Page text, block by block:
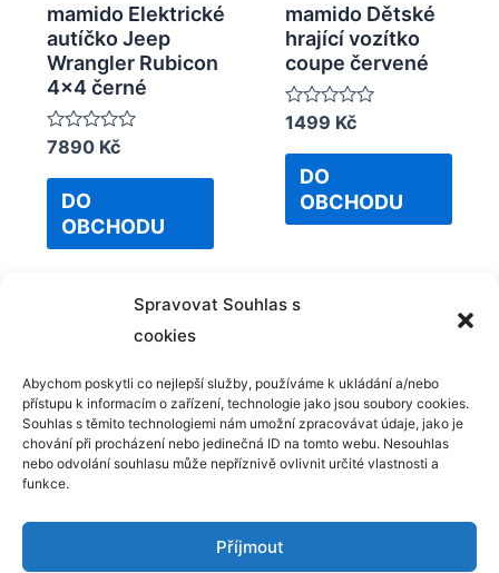
Spravovat Souhlas s
cookies
Abychom poskytli co nejlepší služby, používáme k ukládání a/nebo
přístupu k informacím o zařízení, technologie jako jsou soubory cookies.
Souhlas s těmito technologiemi nám umožní zpracovávat údaje, jako je
chování při procházení nebo jedinečná ID na tomto webu. Nesouhlas
nebo odvolání souhlasu může nepříznivě ovlivnit určité vlastnosti a
funkce.
Příjmout
mamido Elektrické
autíčko Jeep
Wrangler Rubicon
4×4 černé
Rated
out
7890 Kč
DO
OBCHODU
mamido Dětské
hrající vozítko
coupe červené
Rated
out
1499 Kč
DO
OBCHODU
Kontakt
GDPR